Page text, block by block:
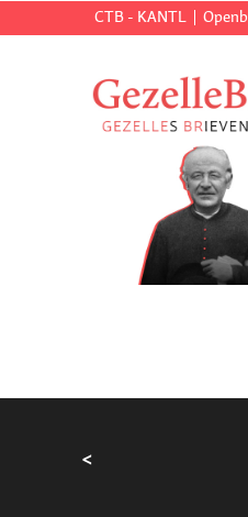
CTB - KANTL
<